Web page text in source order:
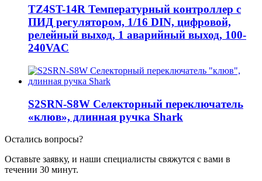
TZ4ST-14R Температурный контроллер с
ПИД регулятором, 1/16 DIN, цифровой,
релейный выход, 1 аварийный выход, 100-
240VAC
S2SRN-S8W Селекторный переключатель
«клюв», длинная ручка Shark
Остались вопросы?
Оставьте заявку, и наши специалисты свяжутся с вами в
течении 30 минут.